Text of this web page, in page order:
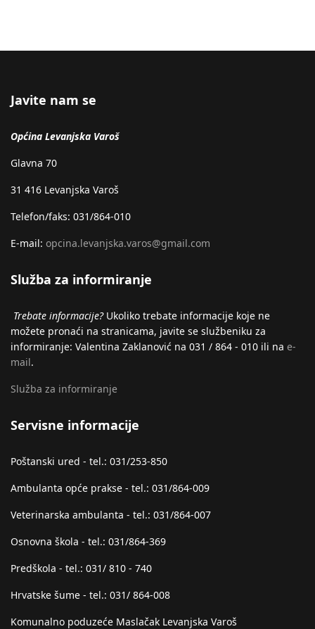
Javite nam se
Općina Levanjska Varoš
Glavna 70
31 416 Levanjska Varoš
Telefon/faks: 031/864-010
E-mail: opcina.levanjska.varos@gmail.com
Služba za informiranje
Trebate informacije?Ukoliko trebate informacije koje ne
možete pronaći na stranicama, javite se službeniku za
informiranje: Valentina Zaklanović na 031 / 864 - 010 ili na e-
mail.
Služba za informiranje
Servisne informacije
Poštanski ured - tel.: 031/253-850
Ambulanta opće prakse - tel.: 031/864-009
Veterinarska ambulanta - tel.: 031/864-007
Osnovna škola - tel.: 031/864-369
Predškola - tel.: 031/ 810 - 740
Hrvatske šume - tel.: 031/ 864-008
Komunalno poduzeće Maslačak Levanjska Varoš